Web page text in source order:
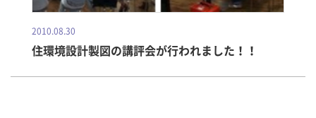
2010.08.30
住環境設計製図の講評会が行われました！！